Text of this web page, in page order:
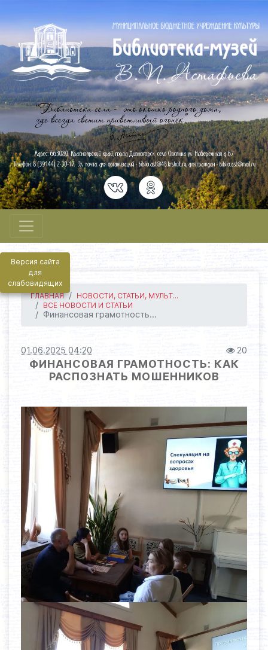
Версия сайта
для
слабовидящих
ГЛАВНАЯ
НОВОСТИ, СТАТЬИ, МУЛЬТ...
ВСЕ НОВОСТИ И СТАТЬИ
Финансовая грамотность...
01.06.2025 04:20 20
ФИНАНСОВАЯ ГРАМОТНОСТЬ: КАК
РАСПОЗНАТЬ МОШЕННИКОВ